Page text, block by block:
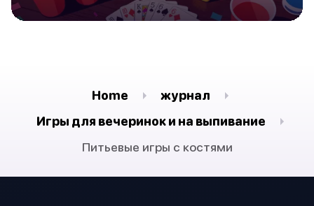
Home
журнал
Игры для вечеринок и на выпивание
Питьевые игры с костями